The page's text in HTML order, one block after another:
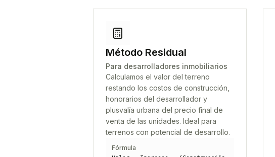
Método Residual
Para desarrolladores inmobiliarios
Calculamos el valor del terreno
restando los costos de construcción,
honorarios del desarrollador y
plusvalía urbana del precio final de
venta de las unidades. Ideal para
terrenos con potencial de desarrollo.
Fórmula